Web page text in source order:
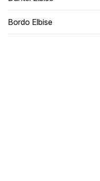
Bordo Elbise